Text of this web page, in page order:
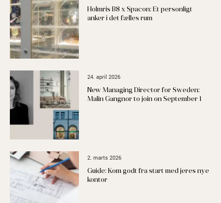
Holmris B8 x Spacon: Et personligt
anker i det fælles rum
24. april 2026
New Managing Director for Sweden:
Malin Gangnor to join on September 1
2. marts 2026
Guide: Kom godt fra start med jeres nye
kontor